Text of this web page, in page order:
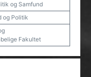
og Samfund
og Politik
Fakultet